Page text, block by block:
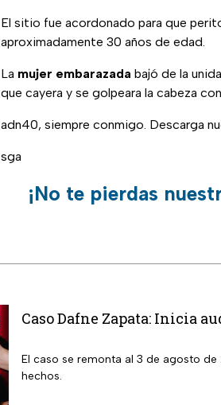
El sitio fue acordonado para que
aproximadamente 30 años de edad.
La mujer embarazada bajó de la
que cayera y se golpeara la cabeza
adn40, siempre conmigo. Descarga
sga
¡No te pierdas
Caso Dafne Zapata: Inicia
El caso se remonta al 3 de agosto
hechos.